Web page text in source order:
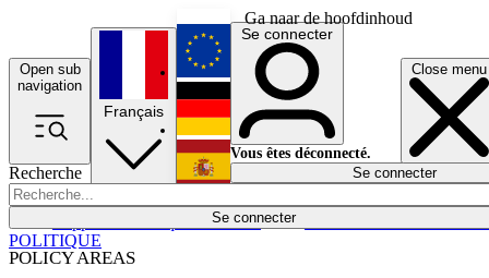
Ga naar de hoofdinhoud
Open sub
navigation
Close menu
Recherche
Se connecter
POLICY AREAS
Économie
Français
English
Deutsch
Español
Se connecter
Vous êtes déconnecté.
Se connecter
POLITIQUE